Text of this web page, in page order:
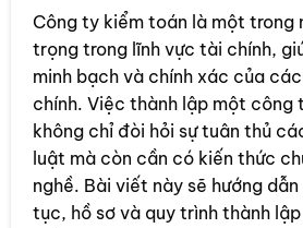
Công ty kiểm toán là một trong
trọng trong lĩnh vực tài chính,
minh bạch và chính xác của
chính. Việc thành lập một công
không chỉ đòi hỏi sự tuân thủ
luật mà còn cần có kiến thức
nghề. Bài viết này sẽ hướng
tục, hồ sơ và quy trình thành